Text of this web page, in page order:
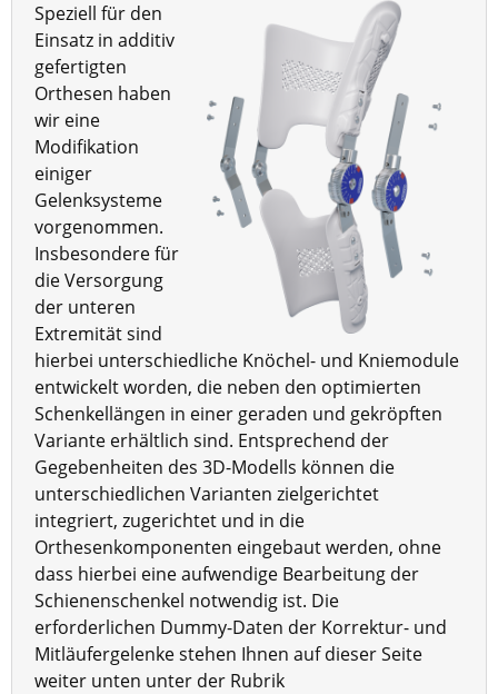
Speziell für den
Einsatz in additiv
gefertigten
Orthesen haben
wir eine
Modifikation
einiger
Gelenksysteme
vorgenommen.
Insbesondere für
die Versorgung
der unteren
Extremität sind
hierbei unterschiedliche Knöchel- und Kniemodule
entwickelt worden, die neben den optimierten
Schenkellängen in einer geraden und gekröpften
Variante erhältlich sind. Entsprechend der
Gegebenheiten des 3D-Modells können die
unterschiedlichen Varianten zielgerichtet
integriert, zugerichtet und in die
Orthesenkomponenten eingebaut werden, ohne
dass hierbei eine aufwendige Bearbeitung der
Schienenschenkel notwendig ist. Die
erforderlichen Dummy-Daten der Korrektur- und
Mitläufergelenke stehen Ihnen auf dieser Seite
weiter unten unter der Rubrik